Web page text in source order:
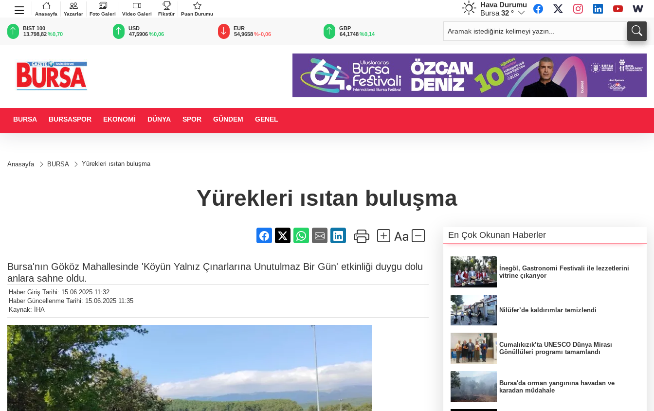
Anasayfa Yazarlar Foto Galeri Video Galeri Fikstür Puan Durumu
Hava Durumu
Bursa 32 °
BIST 100
13.798,82%0,70
USD
47,5906 %0,06
EUR
54,9658%-0,06
GBP
64,1748 %0,14
CHF
58,5298%-0,67
33,9097
BURSA BURSASPOR EKONOMİ DÜNYA SPOR GÜNDEM GENEL
Anasayfa BURSA Yürekleri ısıtan buluşma
Yürekleri ısıtan buluşma
Bursa'nın Gököz Mahallesinde 'Köyün Yalnız Çınarlarına Unutulmaz Bir Gün' etkinliği duygu dolu
anlara sahne oldu.
Haber Giriş Tarihi: 15.06.2025 11:32
Haber Güncellenme Tarihi: 15.06.2025 11:35
Kaynak: İHA
En Çok Okunan Haberler
İnegöl, Gastronomi Festivali ile lezzetlerini
vitrine çıkarıyor
Nilüfer’de kaldırımlar temizlendi
Cumalıkızık’ta UNESCO Dünya Mirası
Gönüllüleri programı tamamlandı
Bursa'da orman yangınına havadan ve
karadan müdahale